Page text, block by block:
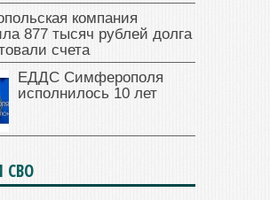
компания
877 тысяч рублей долга
счета
ЕДДС Симферополя
исполнилось 10 лет
СВО